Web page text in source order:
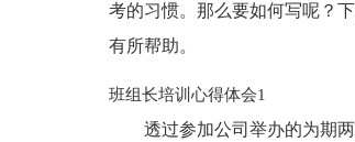
考的习惯。那么要如何写呢？
有所帮助。
班组长培训心得体会1
透过参加公司举办的为期